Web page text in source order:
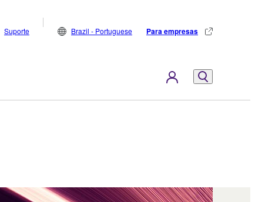
Suporte Brazil - Portuguese Para empresas